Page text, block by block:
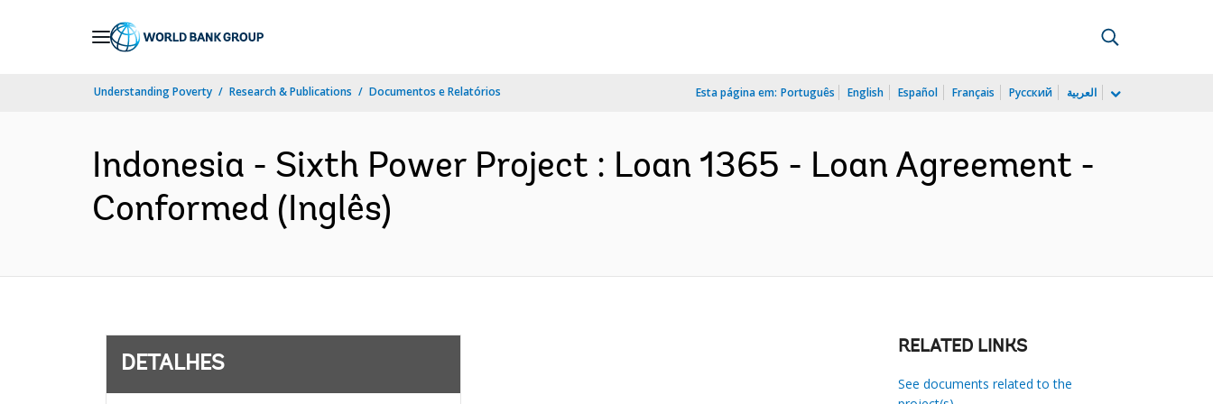
Understanding Poverty Research & Publications Documentos e Relatórios Esta página em: Português English Español Français Русский العربية
Indonesia - Sixth Power Project : Loan 1365 - Loan Agreement -
Conformed (Inglês)
DETALHES
RELATED LINKS
See documents related to the